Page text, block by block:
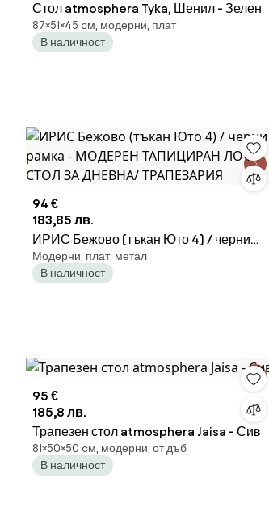
Стол atmosphera Tyka, Шенил - Зелен
87×51×45 cм, модерни, плат
В наличност
94 €
183,85 лв.
ИРИС Бежово (тъкан Юто 4) / черни
рамка - МОДЕРЕН ТАПИЦИРАН ЛОФТ
СТОЛ ЗА ДНЕВНА/ ТРАПЕЗАРИЯ
Модерни, плат, метал
В наличност
95 €
185,8 лв.
Трапезен стол atmosphera Jaisa - Сив
81×50×50 cм, модерни, от дъб
В наличност